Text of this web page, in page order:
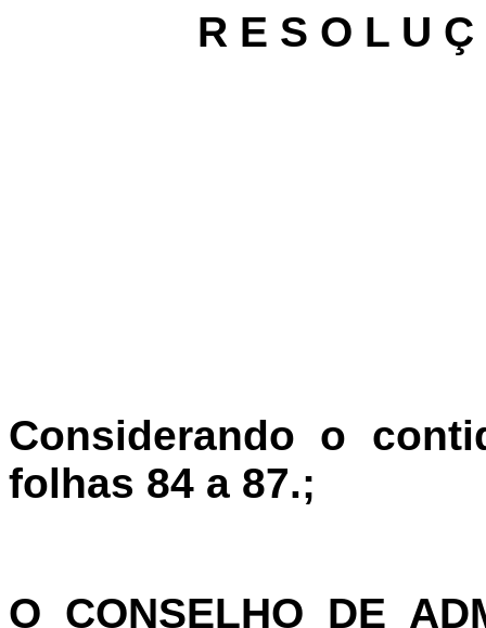
R E S O L U
Considerando o
folhas 84 a 87.;
O CONSELHO DE